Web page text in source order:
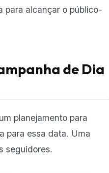
para alcançar o público-
de Dia
planejamento para
para essa data. Uma
seguidores.